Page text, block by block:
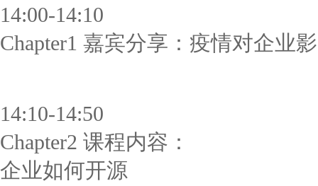
14:00-14:10
Chapter1 嘉宾分享：疫情对企业
14:10-14:50
Chapter2 课程内容：
企业如何开源